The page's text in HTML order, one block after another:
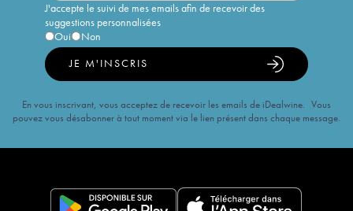
J'accepte le suivi de mes emails afin de recevoir des
suggestions personnalisées
Oui
Non
JE M'INSCRIS
En vous inscrivant, vous acceptez de recevoir les emails de iDealwine. Vous
pouvez vous désabonner à tout moment via le lien présent dans chaque message.